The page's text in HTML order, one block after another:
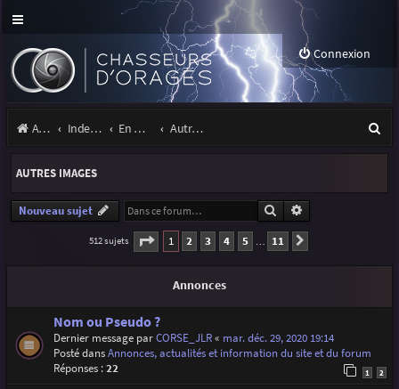
Connexion
Accueil Index du forum En marge des orages Autres images
e
r
AUTRES IMAGES
Nouveau sujet Rechercher
512 sujets Page 1sur 11
1 2 3 4 5 … 11
Annonces
Nom ou Pseudo ?
Dernier message parCORSE_JLR« mar. déc. 29, 2020 19:14
Posté dansAnnonces, actualités et information du site et du forum
Réponses :22 1 2